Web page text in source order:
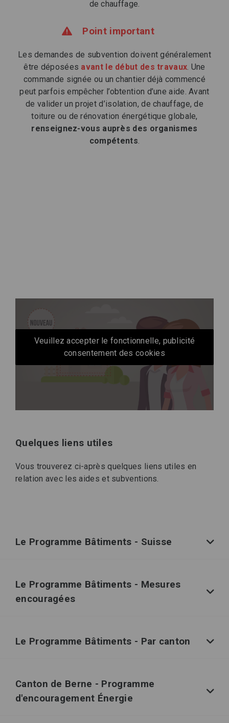
de chauffage.
Point important
Les demandes de subvention doivent généralement
être déposées avant le début des travaux . Une
commande signée ou un chantier déjà commencé
peut parfois empêcher l’obtention d’une aide. Avant
de valider un projet d’isolation, de chauffage, de
toiture ou de rénovation énergétique globale,
renseignez-vous auprès des organismes
compétents
Veuillez accepter le fonctionnelle, publicité
consentement des cookies
Quelques liens utiles
Vous trouverez ci-après quelques liens utiles en
relation avec les aides et subventions.
Le Programme Bâtiments - Suisse
Le Programme Bâtiments - Mesures
encouragées
Le Programme Bâtiments - Par canton
Canton de Berne - Programme
d'encouragement Énergie